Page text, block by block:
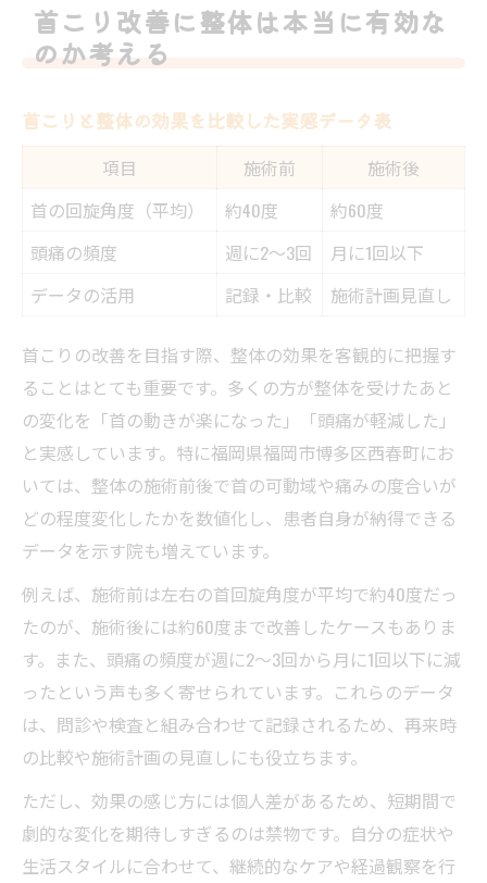
首こり改善に整体は本当に有効な
のか考える
首こりと整体の効果を比較した実感データ表
項目 施術前
施術後
首の回旋角度（平均）
約40度
約60度
頭痛の頻度
週に2～3回
月に1回以下
データの活用
記録・比較 施術計画見直し
首こりの改善を目指す際、整体の効果を客観的に把握す
ることはとても重要です。多くの方が整体を受けたあと
の変化を「首の動きが楽になった」「頭痛が軽減した」
と実感しています。特に福岡県福岡市博多区西春町にお
いては、整体の施術前後で首の可動域や痛みの度合いが
どの程度変化したかを数値化し、患者自身が納得できる
データを示す院も増えています。
例えば、施術前は左右の首回旋角度が平均で約40度だっ
たのが、施術後には約60度まで改善したケースもありま
す。また、頭痛の頻度が週に2～3回から月に1回以下に減
ったという声も多く寄せられています。これらのデータ
は、問診や検査と組み合わせて記録されるため、再来時
の比較や施術計画の見直しにも役立ちます。
ただし、効果の感じ方には個人差があるため、短期間で
劇的な変化を期待しすぎるのは禁物です。自分の症状や
生活スタイルに合わせて、継続的なケアや経過観察を行